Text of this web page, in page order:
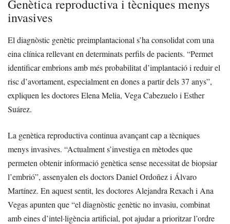
Genètica reproductiva i tècniques menys
invasives
El diagnòstic genètic preimplantacional s’ha consolidat com una
eina clínica rellevant en determinats perfils de pacients. “Permet
identificar embrions amb més probabilitat d’implantació i reduir el
risc d’avortament, especialment en dones a partir dels 37 anys”,
expliquen les doctores Elena Melia, Vega Cabezuelo i Esther
Suárez.
La genètica reproductiva continua avançant cap a tècniques
menys invasives. “Actualment s’investiga en mètodes que
permeten obtenir informació genètica sense necessitat de biopsiar
l’embrió”, assenyalen els doctors Daniel Ordoñez i Álvaro
Martínez. En aquest sentit, les doctores Alejandra Rexach i Ana
Vegas apunten que “el diagnòstic genètic no invasiu, combinat
amb eines d’intel·ligència artificial, pot ajudar a prioritzar l’ordre